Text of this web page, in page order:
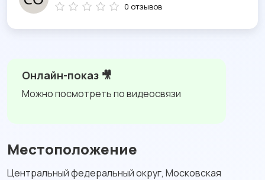
Онлайн-показ 🎥
Можно посмотреть по видеосвязи
Местоположение
Центральный федеральный округ, Московская
0 отзывов